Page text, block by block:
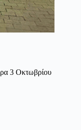
3 Οκτωβρίου